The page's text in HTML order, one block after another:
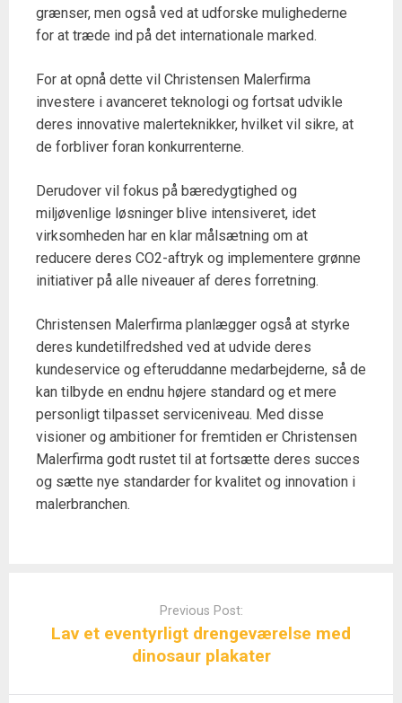
grænser, men også ved at udforske mulighederne
for at træde ind på det internationale marked.
For at opnå dette vil Christensen Malerfirma
investere i avanceret teknologi og fortsat udvikle
deres innovative malerteknikker, hvilket vil sikre, at
de forbliver foran konkurrenterne.
Derudover vil fokus på bæredygtighed og
miljøvenlige løsninger blive intensiveret, idet
virksomheden har en klar målsætning om at
reducere deres CO2-aftryk og implementere grønne
initiativer på alle niveauer af deres forretning.
Christensen Malerfirma planlægger også at styrke
deres kundetilfredshed ved at udvide deres
kundeservice og efteruddanne medarbejderne, så de
kan tilbyde en endnu højere standard og et mere
personligt tilpasset serviceniveau. Med disse
visioner og ambitioner for fremtiden er Christensen
Malerfirma godt rustet til at fortsætte deres succes
og sætte nye standarder for kvalitet og innovation i
malerbranchen.
Previous Post:
Lav et eventyrligt drengeværelse med
dinosaur plakater